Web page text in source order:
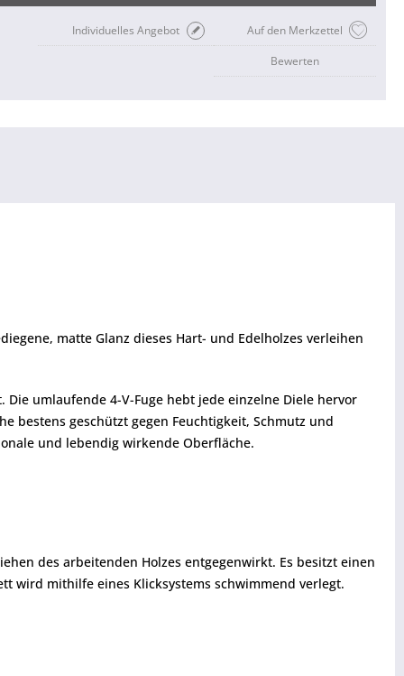
Auf den Merkzettel
Individuelles Angebot
Bewerten
matte Glanz dieses Hart- und Edelholzes verleihen
umlaufende 4-V-Fuge hebt jede einzelne Diele hervor
bestens geschützt gegen Feuchtigkeit, Schmutz und
und lebendig wirkende Oberfläche.
des arbeitenden Holzes entgegenwirkt. Es besitzt einen
wird mithilfe eines Klicksystems schwimmend verlegt.